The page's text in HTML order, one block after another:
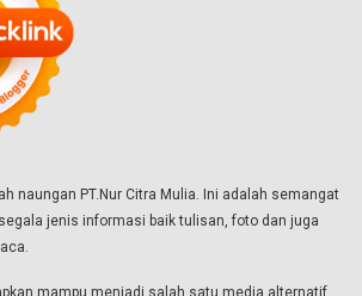
naungan PT.Nur Citra Mulia. Ini adalah semangat
jenis informasi baik tulisan, foto dan juga